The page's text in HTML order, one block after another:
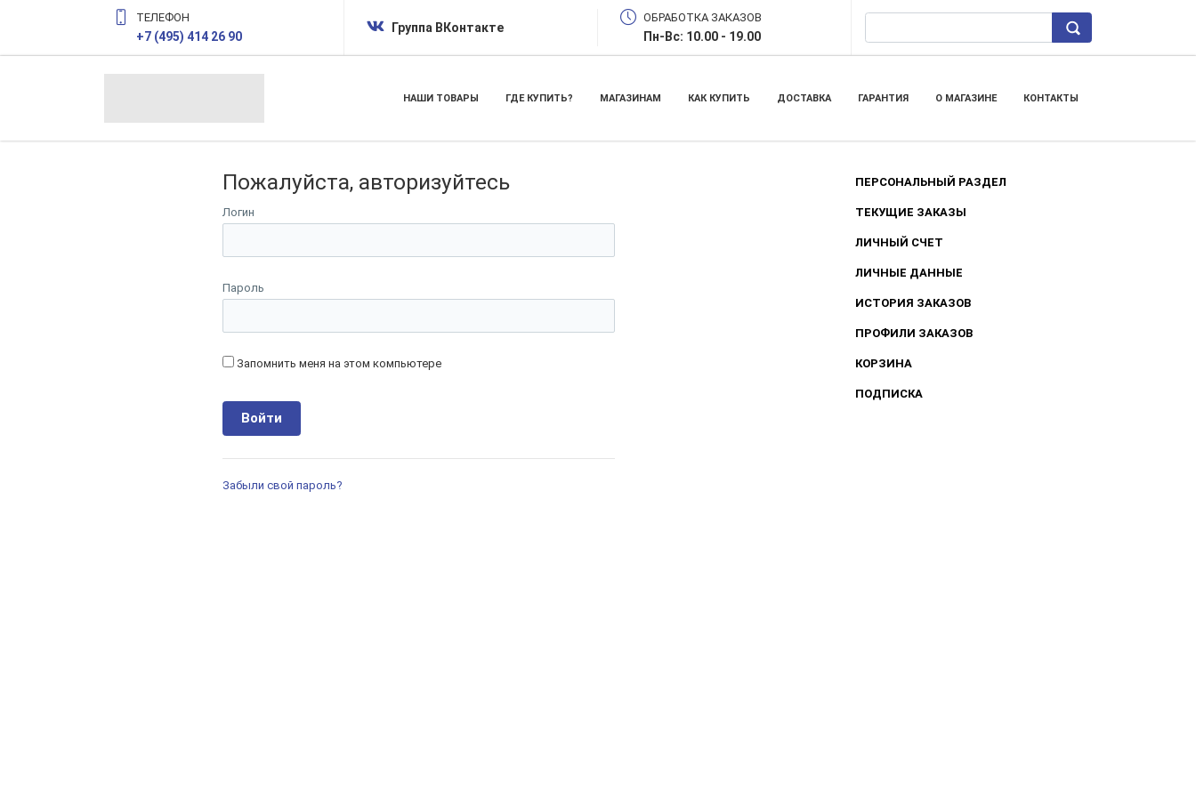
ТЕЛЕФОН
+7 (495) 414 26 90
Группа ВКонтакте
ОБРАБОТКА ЗАКАЗОВ
Пн-Вс: 10.00 - 19.00
НАШИ ТОВАРЫ ГДЕ КУПИТЬ? МАГАЗИНАМ КАК КУПИТЬ ДОСТАВКА ГАРАНТИЯ О МАГАЗИНЕ КОНТАКТЫ
ПЕРСОНАЛЬНЫЙ РАЗДЕЛ
ТЕКУЩИЕ ЗАКАЗЫ
ЛИЧНЫЙ СЧЕТ
ЛИЧНЫЕ ДАННЫЕ
ИСТОРИЯ ЗАКАЗОВ
ПРОФИЛИ ЗАКАЗОВ
КОРЗИНА
ПОДПИСКА
Пожалуйста, авторизуйтесь
Логин
Пароль
Запомнить меня на этом компьютере
Забыли свой пароль?